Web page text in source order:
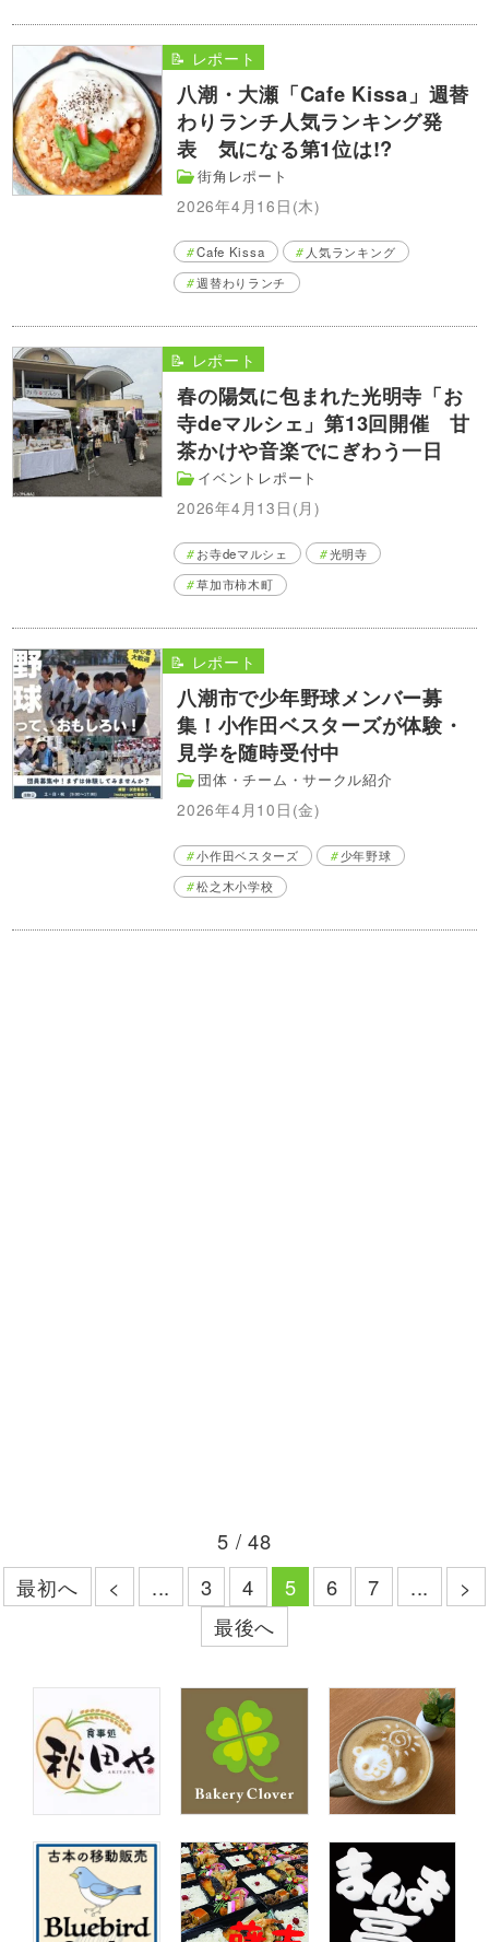
八潮・大瀬「Cafe Kissa」週替
わりランチ人気ランキング発
表 気になる第1位は!?
街角レポート
2026年4月16日(木)
📝 レポート
Cafe Kissa
人気ランキング
週替わりランチ
春の陽気に包まれた光明寺「お
寺deマルシェ」第13回開催 甘
茶かけや音楽でにぎわう一日
イベントレポート
2026年4月13日(月)
📝 レポート
お寺deマルシェ
光明寺
草加市柿木町
八潮市で少年野球メンバー募
集！小作田ベスターズが体験・
見学を随時受付中
団体・チーム・サークル紹介
2026年4月10日(金)
📝 レポート
小作田ベスターズ
少年野球
松之木小学校
5 / 48
最初へ
< ... 3 4 5 6 7 ...
>
最後へ